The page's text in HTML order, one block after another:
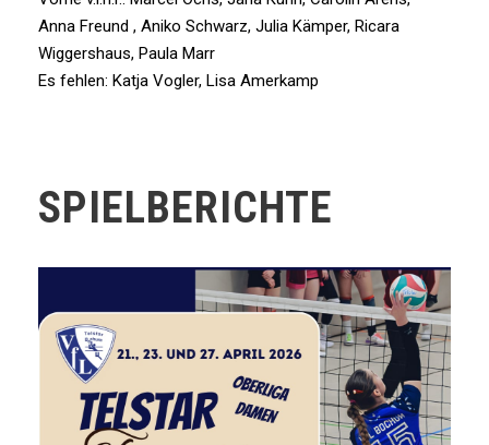
Anna Freund , Aniko Schwarz, Julia Kämper, Ricara
Wiggershaus, Paula Marr
Es fehlen: Katja Vogler, Lisa Amerkamp
SPIELBERICHTE